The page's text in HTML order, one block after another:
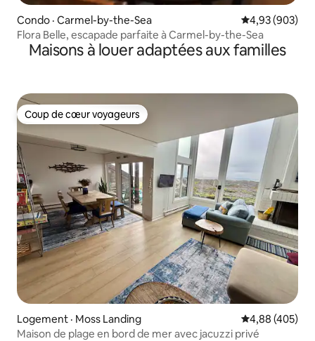
Condo · Carmel-by-the-Sea Note
4,93 (903)
Flora Belle, escapade parfaite à Carmel-by-the-Sea
Maisons à louer adaptées aux familles
Coup de cœur voyageurs
Coup de cœur voyageurs
Logement · Moss Landing Note
4,88 (405)
Maison de plage en bord de mer avec jacuzzi privé